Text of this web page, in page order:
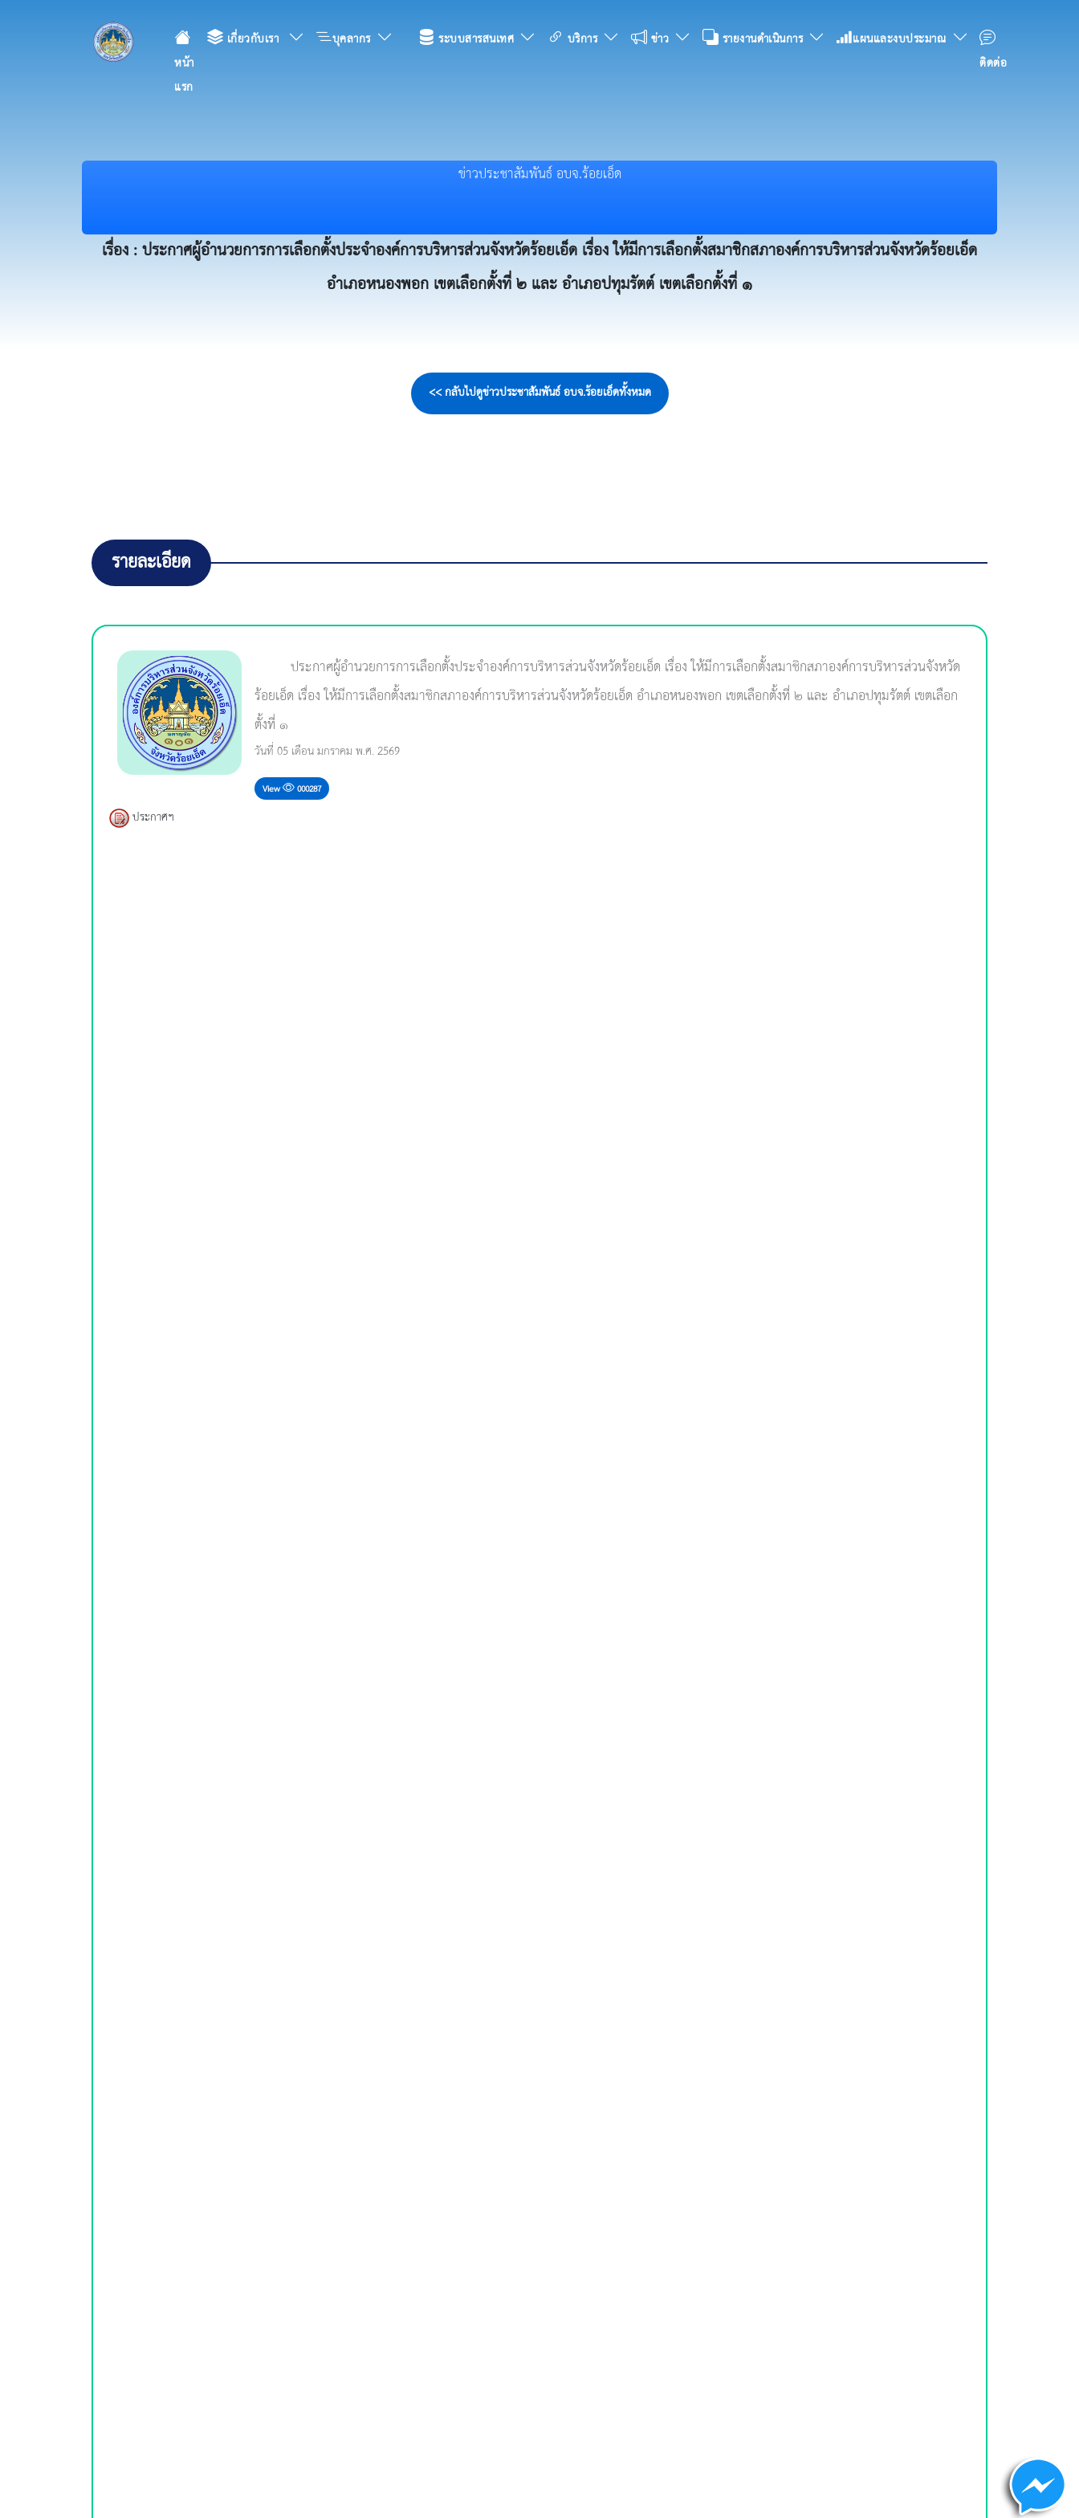
หน้า
แรก
เกี่ยวกับเรา บุคลากร ระบบสารสนเทศ บริการ ข่าว รายงานดำเนินการ
แผนและงบประมาณ
ติดต่อ
ข่าวประชาสัมพันธ์ อบจ.ร้อยเอ็ด
เรื่อง : ประกาศผู้อำนวยการการเลือกตั้งประจำองค์การบริหารส่วนจังหวัดร้อยเอ็ด เรื่อง ให้มีการเลือกตั้งสมาชิกสภาองค์การบริหารส่วนจังหวัดร้อยเอ็ด
อำเภอหนองพอก เขตเลือกตั้งที่ ๒ และ อำเภอปทุมรัตต์ เขตเลือกตั้งที่ ๑
<< กลับไปดูข่าวประชาสัมพันธ์ อบจ.ร้อยเอ็ดทั้งหมด
รายละเอียด
ประกาศผู้อำนวยการการเลือกตั้งประจำองค์การบริหารส่วนจังหวัดร้อยเอ็ด เรื่อง ให้มีการเลือกตั้งสมาชิกสภาองค์การบริหารส่วนจังหวัด
ร้อยเอ็ด เรื่อง ให้มีการเลือกตั้งสมาชิกสภาองค์การบริหารส่วนจังหวัดร้อยเอ็ด อำเภอหนองพอก เขตเลือกตั้งที่ ๒ และ อำเภอปทุมรัตต์ เขตเลือก
ตั้งที่ ๑
วันที่ 05 เดือน มกราคม พ.ศ. 2569
View 000287
ประกาศฯ